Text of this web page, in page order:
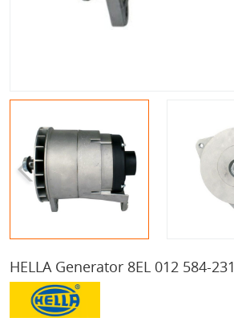
HELLA Generator 8EL 012 584-231